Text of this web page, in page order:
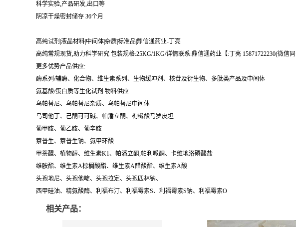
科学实验,产品研发,出口等
阴凉干燥密封储存 36个月
高纯试剂|液晶材料|中间体|杂质|标准品|鼎信通药业-丁亮
高纯常规现货,助力科学研究 包装规格:25KG/1KG/详情联系:鼎信通药业【:丁亮 15871722230(微信
更多优势产品供应:
酶系列/辅酶、化合物、维生素系列、生物缓冲剂、核苷及衍生物、多肽类产品及中间体
氨基酸/蛋白质等生化试剂 物料供应
乌帕替尼、乌帕替尼杂质、乌帕替尼中间体
乌司他丁、己酮可可碱、帕潘立酮、枸橼酸马罗皮坦
葡甲胺、葡乙胺、葡辛胺
萘普生、萘普生钠、氨甲环酸
甲萘醌、植物醇、维生素K1、帕潘立酮;帕利哌酮、卡维地洛磷酸盐
维胺酯、维生素A棕榈酸酯、维生素A醋酸酯、维生素A酸
头孢地尼、头孢他啶、头孢拉定、头孢匹林钠、
西甲硅油、精氨酸酶、利福布汀、利福霉素S、利福霉素S钠、利福霉素O
相关产品：